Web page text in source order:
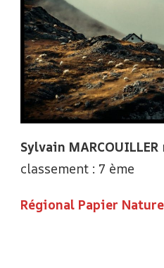
Sylvain MARCOUILLER
classement : 7 ème
Régional Papier Nature